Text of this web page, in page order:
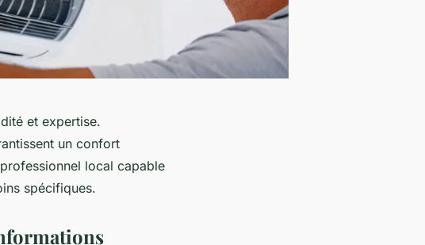
et expertise.
un confort
local capable
spécifiques.